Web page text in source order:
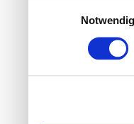
Wir verwenden
die Zugriffe auf
Notwendig